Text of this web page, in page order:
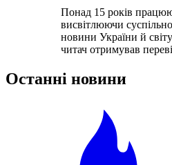
Понад 15 років
висвітлюючи
новини України й
читач отримував
Останні новини